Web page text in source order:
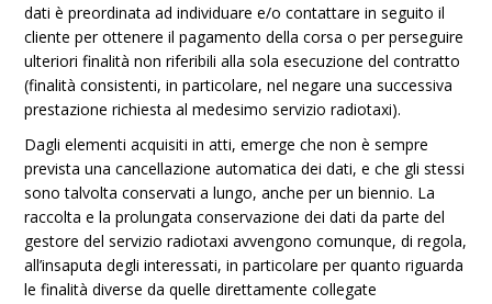
dati è preordinata ad individuare e/o contattare in seguito il
cliente per ottenere il pagamento della corsa o per perseguire
ulteriori finalità non riferibili alla sola esecuzione del contratto
(finalità consistenti, in particolare, nel negare una successiva
prestazione richiesta al medesimo servizio radiotaxi).
Dagli elementi acquisiti in atti, emerge che non è sempre
prevista una cancellazione automatica dei dati, e che gli stessi
sono talvolta conservati a lungo, anche per un biennio. La
raccolta e la prolungata conservazione dei dati da parte del
gestore del servizio radiotaxi avvengono comunque, di regola,
all’insaputa degli interessati, in particolare per quanto riguarda
le finalità diverse da quelle direttamente collegate